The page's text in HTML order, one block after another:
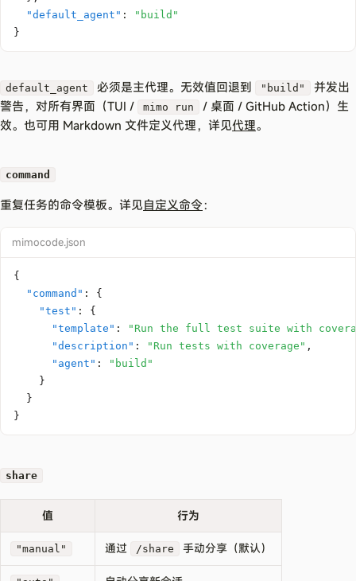
"default_agent" :
"build"
}
default_agent 必须是主代理。无效值回退到 "build"
并发出
警告，对所有界面（TUI /
mimo run
/ 桌面 / GitHub Action）生
效。也可用 Markdown 文件定义代理，详见代理。
command
重复任务的命令模板。详见自定义命令：
mimocode.json
{
"command" :
{
"test" :
{
"template" :
"Run the full test suite with
"description" : "Run tests with coverage" ,
"agent" :
"build"
}
}
}
share
值 行为
"manual" 通过 /share 手动分享（默认）